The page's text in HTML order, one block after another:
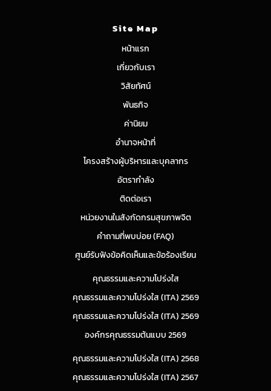
Site Map
หน้าแรก
เกี่ยวกับเรา
วิสัยทัศน์
พันธกิจ
ค่านิยม
อำนาจหน้าที่
โครงสร้างผู้บริหารและบุคลากร
อัตรากำลัง
ติดต่อเรา
หน่วยงานในสังกัดกรมสุขภาพจิต
คำถามที่พบบ่อย (FAQ)
ศูนย์รับฟังข้อคิดเห็นและข้อร้องเรียน
คุณธรรมและความโปร่งใส
คุณธรรมและความโปร่งใส (ITA) 2569
คุณธรรมและความโปร่งใส (ITA) 2569
องค์กรคุณธรรมต้นแบบ 2569
คุณธรรมและความโปร่งใส (ITA) 2568
คุณธรรมและความโปร่งใส (ITA) 2567